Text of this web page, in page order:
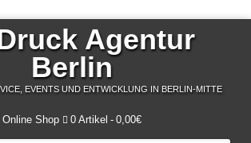
Agentur
Berlin
EVENTS UND ENTWICKLUNG IN BERLIN-MITTE
Online Shop 0 Artikel 0,00€